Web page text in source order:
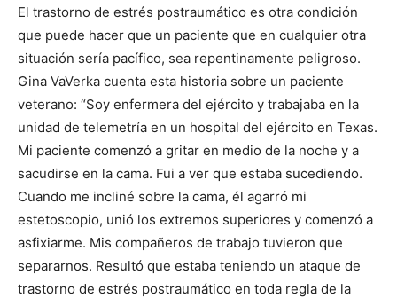
El trastorno de estrés postraumático es otra condición
que puede hacer que un paciente que en cualquier otra
situación sería pacífico, sea repentinamente peligroso.
Gina VaVerka cuenta esta historia sobre un paciente
veterano: “Soy enfermera del ejército y trabajaba en la
unidad de telemetría en un hospital del ejército en Texas.
Mi paciente comenzó a gritar en medio de la noche y a
sacudirse en la cama. Fui a ver que estaba sucediendo.
Cuando me incliné sobre la cama, él agarró mi
estetoscopio, unió los extremos superiores y comenzó a
asfixiarme. Mis compañeros de trabajo tuvieron que
separarnos. Resultó que estaba teniendo un ataque de
trastorno de estrés postraumático en toda regla de la